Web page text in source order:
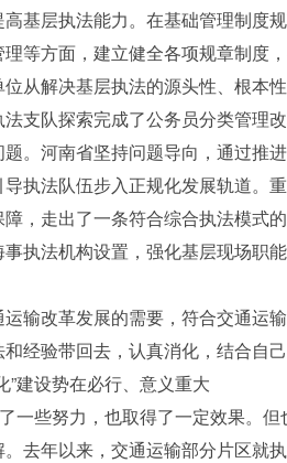
基层执法能力。在基础管理制度
等方面，建立健全各项规章制度，
解决基层执法的源头性、根本
支队探索完成了公务员分类管理
。河南省坚持问题导向，通过推
执法队伍步入正规化发展轨道。
，走出了一条符合综合执法模式
执法机构设置，强化基层现场职
改革发展的需要，符合交通运
经验带回去，认真消化，结合自己
建设势在必行、意义重大
些努力，也取得了一定效果。
去年以来，交通运输部分片区就